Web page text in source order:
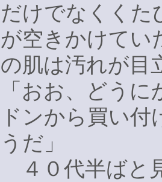
だけでなくくた
が空きかけてい
の肌は汚れが目
「おお、どう
ドンから買い
うだ」
４０代半ばと